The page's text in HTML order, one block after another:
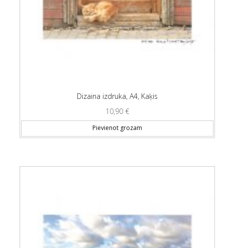
Dizaina izdruka, A4, Kaķis
10,90 €
Pievienot grozam